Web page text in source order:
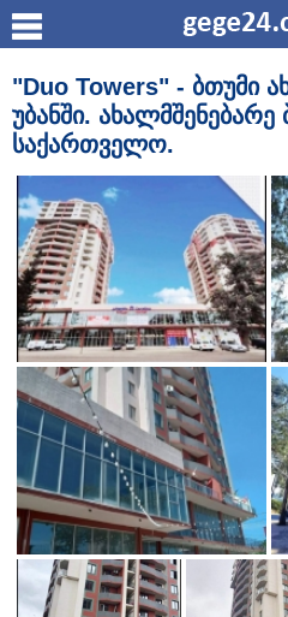
"Duo Towers" - ბთუმი
უბანში. ახალმშენებარე
საქართველო.